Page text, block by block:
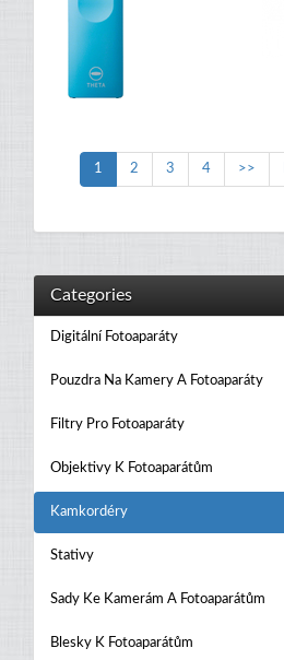
1 2 3 4 >>
Categories
Digitální Fotoaparáty
Pouzdra Na Kamery A Fotoaparáty
Filtry Pro Fotoaparáty
Objektivy K Fotoaparátům
Kamkordéry
Stativy
Sady Ke Kamerám A Fotoaparátům
Blesky K Fotoaparátům